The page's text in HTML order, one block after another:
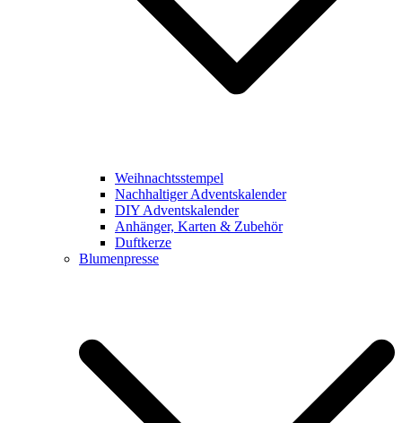
Weihnachtsstempel
Nachhaltiger Adventskalender
DIY Adventskalender
Anhänger, Karten & Zubehör
Duftkerze
Blumenpresse